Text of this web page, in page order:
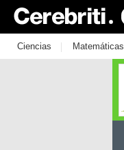
Ciencias | Matemáticas